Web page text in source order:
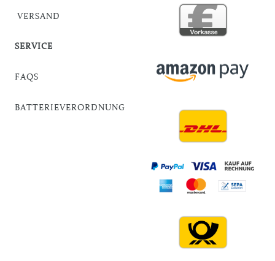
VERSAND
SERVICE
FAQS
BATTERIEVERORDNUNG